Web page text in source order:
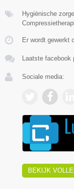
Hygiënische
Er wordt gewerkt
Laatste facebook
Sociale media:
BEKIJK